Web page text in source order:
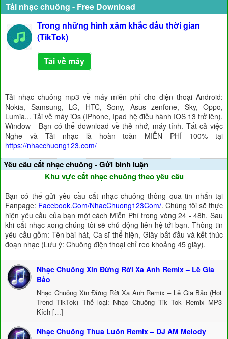
Tải nhạc chuông - Free Download
Trong những hình xăm khắc dấu thời gian
(TikTok)
Tải về máy
Tải nhạc chuông mp3 về máy miễn phí cho điện thoại Android:
Nokia, Samsung, LG, HTC, Sony, Asus zenfone, Sky, Oppo,
Lumia... Tải về máy iOs (IPhone, Ipad hệ điều hành IOS 13 trở lên),
Window - Bạn có thể download về thẻ nhớ, máy tính. Tất cả việc
Nghe và Tải nhạc là hoàn toàn MIỄN PHÍ 100% tại
https://nhacchuong123.com/
Yêu cầu cắt nhạc chuông - Gửi bình luận
Khu vực cắt nhạc chuông theo yêu cầu
Bạn có thể gửi yêu cầu cắt nhạc chuông thông qua tin nhắn tại
Fanpage: Facebook.Com/NhacChuong123Com/. Chúng tôi sẽ thực
hiện yêu cầu của bạn một cách Miễn Phí trong vòng 24 - 48h. Sau
khi cắt nhạc xong chúng tôi sẽ chủ động liên hệ tới bạn. Thông tin
yêu cầu gồm: Tên bài hát, Ca sĩ thể hiện, Giây bắt đầu và kết thúc
đoạn nhạc (Lưu ý: Chuông điện thoại chỉ reo khoảng 45 giây).
Nhạc Chuông Xin Đừng Rời Xa Anh Remix – Lê Gia
Bảo
Nhạc Chuông Xin Đừng Rời Xa Anh Remix – Lê Gia Bảo (Hot
Trend TikTok) Thể loại: Nhạc Chuông Tik Tok Remix MP3
Kích […]
Nhạc Chuông Thua Luôn Remix – DJ AM Melody